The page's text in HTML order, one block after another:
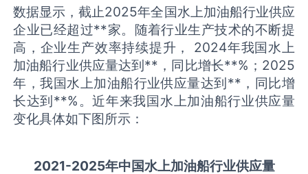
数据显示，截止2025年全国水上加油船行业供应
企业已经超过**家。随着行业生产技术的不断提
高，企业生产效率持续提升， 2024年我国水上
加油船行业供应量达到**，同比增长**%；2025
年，我国水上加油船行业供应量达到**，同比增
长达到**%。近年来我国水上加油船行业供应量
变化具体如下图所示：
2021-2025年中国水上加油船行业供应量